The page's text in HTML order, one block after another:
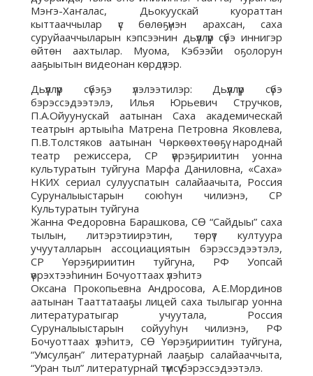
Мэҥэ-Хаҥалас, Дьокуускай куораттан
кыттааччылар үс бөлөҕүнэн арахсан, саха
суруйааччыларын кэпсээнин дьүүллүүр сүбэ иннигэр
өйтөн аахтылар. Муома, Кэбээйи оҕолорун
ааҕыытын видеонан көрдүлэр.
Дьүүллүүр сүбэҕэ үлэлээтилэр: Дьүүллүүр сүбэ
бэрэссэдээтэлэ, Илья Юрьевич Стручков,
П.А.Ойуунускай аатынан Саха академическай
театрын артыыһа Матрена Петровна Яковлева,
П.В.Толстяков аатынан Чөркөөхтөөҕү народнай
театр режиссера, СР үөрэҕириитин уонна
культуратын туйгуна Марфа Даниловна, «Саха»
НКИХ сериал сулууспатын салайаачыта, Россия
Суруналыыстарын союһун чилиэнэ, СР
Культуратын туйгуна
Жанна Федоровна Барашкова, СӨ “Сайдыы” саха
тылын, литэрэтиирэтин, төрүт култуура
учууталларын ассоциациятын бэрэссэдээтэлэ,
СР Үөрэҕириитин туйгуна, РФ Уопсай
үөрэхтээһинин Бочуоттаах үлэһитэ
Оксана Прокопьевна Андросова, А.Е.Мординов
аатынан Тааттатааҕы лицей саха тылыгар уонна
литературатыгар учуутала, Россия
Суруналыыстарын сойууһун чилиэнэ, РФ
Бочуоттаах үлэһитэ, СӨ Үөрэҕириитин туйгуна,
“Умсулҕан” литературнай лааҕыр салайааччыта,
“Уран тыл” литературнай түмсүү бэрэссэдээтэлэ.